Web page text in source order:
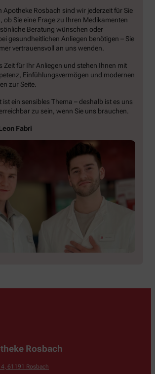
Apotheke Rosbach sind wir jederzeit für Sie
ob Sie eine Frage zu Ihren Medikamenten
Beratung wünschen oder
gesundheitlichen Anliegen benötigen – Sie
vertrauensvoll an uns wenden.
Zeit für Ihr Anliegen und stehen Ihnen mit
Einfühlungsvermögen und modernen
zur Seite.
ist ein sensibles Thema – deshalb ist es uns
zu sein, wenn Sie uns brauchen.
Fabri
Rosbach
, 61191 Rosbach